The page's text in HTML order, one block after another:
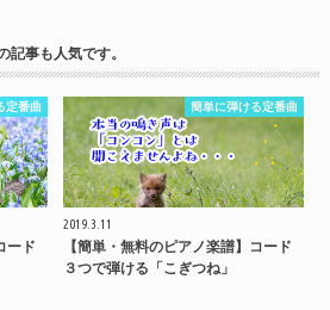
記事も人気です。
定番曲
ード
簡単に弾ける定番曲
2019.3.11
【簡単・無料のピアノ楽譜】コード
３つで弾ける「こぎつね」